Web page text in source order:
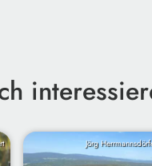
Jörg